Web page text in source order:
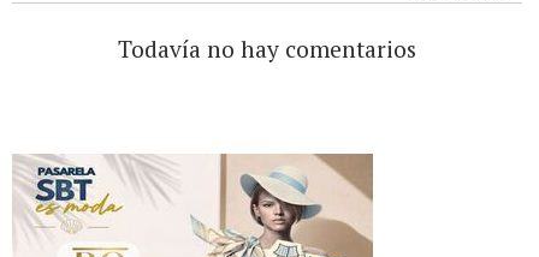
Todavía no hay comentarios